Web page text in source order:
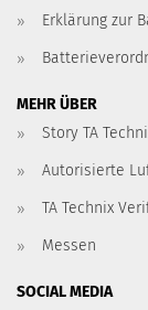
Erklärung zur
MEHR ÜBER
Story TA
Autorisierte
TA Technix
Messen
SOCIAL MEDIA